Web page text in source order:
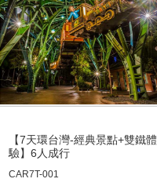
【7天環台灣-經典景點+雙鐵體
驗】6人成行
CAR7T-001